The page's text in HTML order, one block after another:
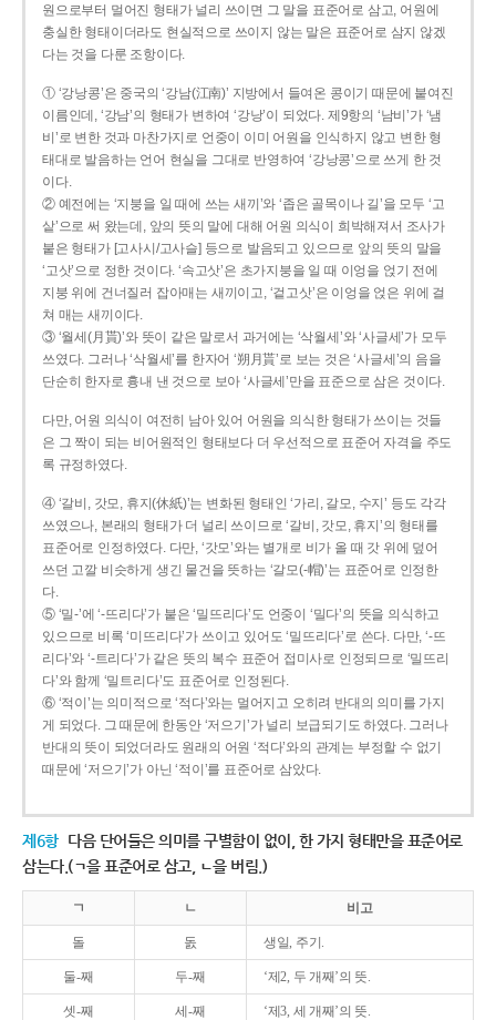
원으로부터 멀어진 형태가 널리 쓰이면 그 말을 표준어로 삼고, 어원에
충실한 형태이더라도 현실적으로 쓰이지 않는 말은 표준어로 삼지 않겠
다는 것을 다룬 조항이다.
① ‘강낭콩’은 중국의 ‘강남(江南)’ 지방에서 들여온 콩이기 때문에 붙여진
이름인데, ‘강남’의 형태가 변하여 ‘강낭’이 되었다. 제9항의 ‘남비’가 ‘냄
비’로 변한 것과 마찬가지로 언중이 이미 어원을 인식하지 않고 변한 형
태대로 발음하는 언어 현실을 그대로 반영하여 ‘강낭콩’으로 쓰게 한 것
이다.
② 예전에는 ‘지붕을 일 때에 쓰는 새끼’와 ‘좁은 골목이나 길’을 모두 ‘고
샅’으로 써 왔는데, 앞의 뜻의 말에 대해 어원 의식이 희박해져서 조사가
붙은 형태가 [고사시/고사슬] 등으로 발음되고 있으므로 앞의 뜻의 말을
‘고삿’으로 정한 것이다. ‘속고삿’은 초가지붕을 일 때 이엉을 얹기 전에
지붕 위에 건너질러 잡아매는 새끼이고, ‘겉고삿’은 이엉을 얹은 위에 걸
쳐 매는 새끼이다.
③ ‘월세(月貰)’와 뜻이 같은 말로서 과거에는 ‘삭월세’와 ‘사글세’가 모두
쓰였다. 그러나 ‘삭월세’를 한자어 ‘朔月貰’로 보는 것은 ‘사글세’의 음을
단순히 한자로 흉내 낸 것으로 보아 ‘사글세’만을 표준으로 삼은 것이다.
다만, 어원 의식이 여전히 남아 있어 어원을 의식한 형태가 쓰이는 것들
은 그 짝이 되는 비어원적인 형태보다 더 우선적으로 표준어 자격을 주도
록 규정하였다.
④ ‘갈비, 갓모, 휴지(休紙)’는 변화된 형태인 ‘가리, 갈모, 수지’ 등도 각각
쓰였으나, 본래의 형태가 더 널리 쓰이므로 ‘갈비, 갓모, 휴지’의 형태를
표준어로 인정하였다. 다만, ‘갓모’와는 별개로 비가 올 때 갓 위에 덮어
쓰던 고깔 비슷하게 생긴 물건을 뜻하는 ‘갈모(-帽)’는 표준어로 인정한
다.
⑤ ‘밀-’에 ‘-뜨리다’가 붙은 ‘밀뜨리다’도 언중이 ‘밀다’의 뜻을 의식하고
있으므로 비록 ‘미뜨리다’가 쓰이고 있어도 ‘밀뜨리다’로 쓴다. 다만, ‘-뜨
리다’와 ‘-트리다’가 같은 뜻의 복수 표준어 접미사로 인정되므로 ‘밀뜨리
다’와 함께 ‘밀트리다’도 표준어로 인정된다.
⑥ ‘적이’는 의미적으로 ‘적다’와는 멀어지고 오히려 반대의 의미를 가지
게 되었다. 그 때문에 한동안 ‘저으기’가 널리 보급되기도 하였다. 그러나
반대의 뜻이 되었더라도 원래의 어원 ‘적다’와의 관계는 부정할 수 없기
때문에 ‘저으기’가 아닌 ‘적이’를 표준어로 삼았다.
제6항 다음 단어들은 의미를 구별함이 없이, 한 가지 형태만을 표준어로
삼는다.(ㄱ을 표준어로 삼고, ㄴ을 버림.)
ㄱ ㄴ 비고
돌 돐 생일, 주기.
둘-째 두-째 ‘제2, 두 개째’의 뜻.
셋-째 세-째 ‘제3, 세 개째’의 뜻.